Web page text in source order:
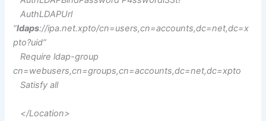
AuthLDAPUrl
“ldaps://ipa.net.xpto/cn=users,cn=accounts,dc=net,dc=x
pto?uid”
Require ldap-group
cn=webusers,cn=groups,cn=accounts,dc=net,dc=xpto
Satisfy all
</Location>